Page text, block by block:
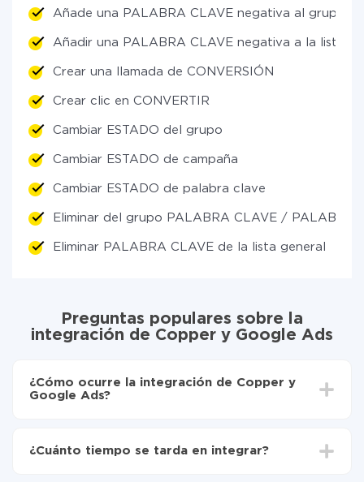
Añade una PALABRA CLAVE negativa al grupo
Añadir una PALABRA CLAVE negativa a la lista
Crear una llamada de CONVERSIÓN
Crear clic en CONVERTIR
Cambiar ESTADO del grupo
Cambiar ESTADO de campaña
Cambiar ESTADO de palabra clave
Eliminar del grupo PALABRA CLAVE / PALABRA
Eliminar PALABRA CLAVE de la lista general
Preguntas populares sobre la
integración de Copper y Google Ads
¿Cómo ocurre la integración de Copper y
Google Ads?
Elija qué datos transferir de Copper a Google Ads
¿Cuánto tiempo se tarda en integrar?